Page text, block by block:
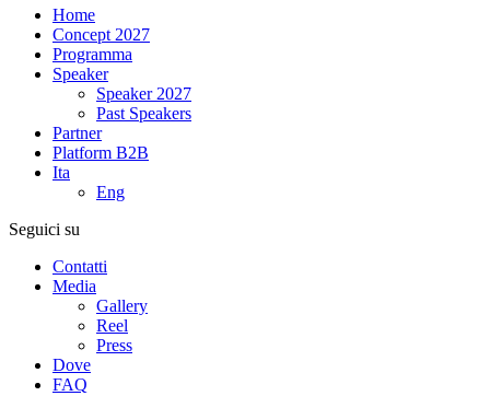
Home
Concept 2027
Programma
Speaker
Speaker 2027
Past Speakers
Partner
Platform B2B
Ita
Eng
Seguici su
Contatti
Media
Gallery
Reel
Press
Dove
FAQ